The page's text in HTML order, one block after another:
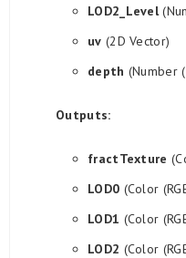
LOD2_Level
uv (2D Vector)
depth (Number
Outputs:
fractTexture
LOD0 (Color
LOD1 (Color
LOD2 (Color